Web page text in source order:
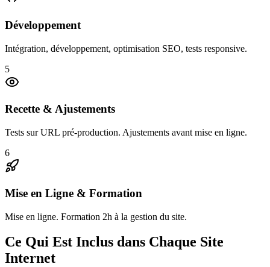
Développement
Intégration, développement, optimisation SEO, tests responsive.
5
Recette & Ajustements
Tests sur URL pré-production. Ajustements avant mise en ligne.
6
Mise en Ligne & Formation
Mise en ligne. Formation 2h à la gestion du site.
Ce Qui Est Inclus dans Chaque Site
Internet